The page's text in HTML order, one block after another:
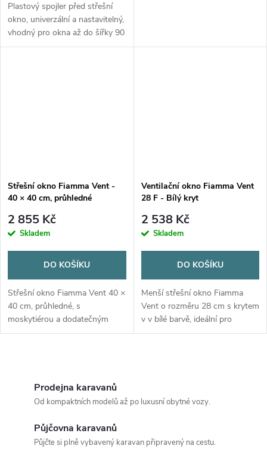
Plastový spojler před střešní
okno, univerzální a nastavitelný,
vhodný pro okna až do šířky 90
cm.
Střešní okno Fiamma Vent -
40 × 40 cm, průhledné
2 855 Kč
Skladem
DO KOŠÍKU
Střešní okno Fiamma Vent 40 ×
40 cm, průhledné, s
moskytiérou a dodatečným
větráním. Pro sílu stropu 25-45
Ventilační okno Fiamma Vent
28 F - Bílý kryt
2 538 Kč
Skladem
DO KOŠÍKU
Menší střešní okno Fiamma
Vent o rozměru 28 cm s krytem
v v bílé barvě, ideální pro
omezené prostory.
Prodejna karavanů
Od kompaktních modelů až po luxusní obytné vozy.
Půjčovna karavanů
Půjčte si plně vybavený karavan připravený na cestu.